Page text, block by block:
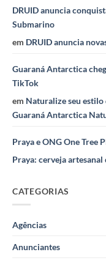
DRUID anuncia
Submarino
em DRUID anuncia
Guaraná Antarctica
TikTok
em Naturalize seu estilo
Guaraná Antarctica
Praya e ONG One Tree
Praya: cerveja
CATEGORIAS
Agências
Anunciantes